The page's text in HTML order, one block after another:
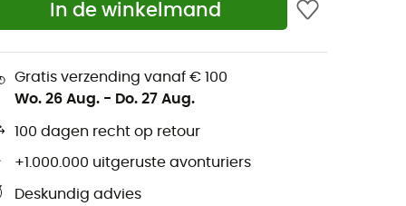
In de winkelmand
Gratis verzending vanaf € 100
Wo. 26 Aug. - Do. 27 Aug.
100 dagen recht op retour
+1.000.000 uitgeruste avonturiers
Deskundig advies